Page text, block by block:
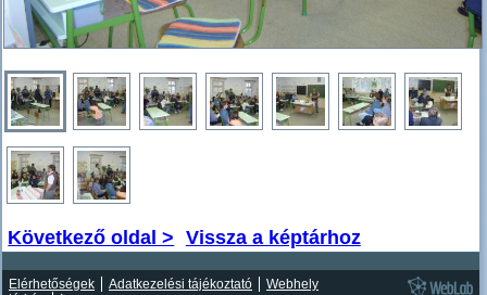
Következő oldal > Vissza a képtárhoz
Elérhetőségek Adatkezelési tájékoztató
Webhely